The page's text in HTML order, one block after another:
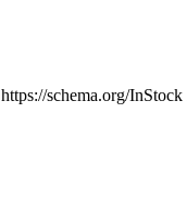
https://schema.org/InStock